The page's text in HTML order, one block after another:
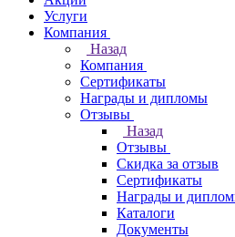
Услуги
Компания
Назад
Компания
Сертификаты
Награды и дипломы
Отзывы
Назад
Отзывы
Скидка за отзыв
Сертификаты
Награды и
Каталоги
Документы